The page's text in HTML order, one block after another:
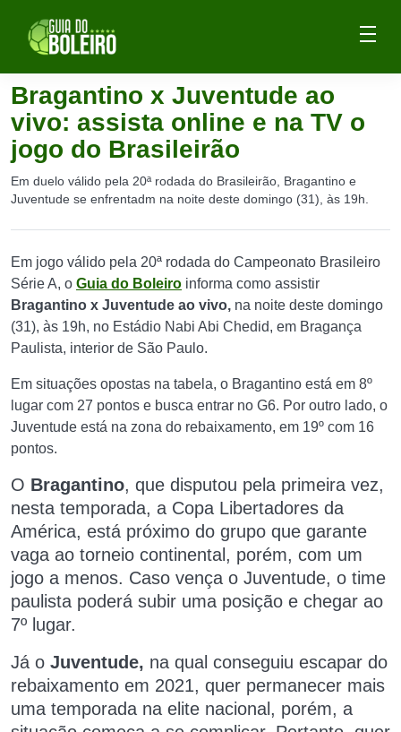
Bragantino x Juventude ao
vivo: assista online e na TV o
jogo do Brasileirão
Em duelo válido pela 20ª rodada do Brasileirão, Bragantino e
Juventude se enfrentadm na noite deste domingo (31), às 19h.
Em jogo válido pela 20ª rodada do Campeonato Brasileiro
Série A, o Guia do Boleiro informa como assistir
Bragantino x Juventude ao vivo, na noite deste domingo
(31), às 19h, no Estádio Nabi Abi Chedid, em Bragança
Paulista, interior de São Paulo.
Em situações opostas na tabela, o Bragantino está em 8º
lugar com 27 pontos e busca entrar no G6. Por outro lado, o
Juventude está na zona do rebaixamento, em 19º com 16
pontos.
O Bragantino, que disputou pela primeira vez,
nesta temporada, a Copa Libertadores da
América, está próximo do grupo que garante
vaga ao torneio continental, porém, com um
jogo a menos. Caso vença o Juventude, o time
paulista poderá subir uma posição e chegar ao
7º lugar.
Já o Juventude, na qual conseguiu escapar do
rebaixamento em 2021, quer permanecer mais
uma temporada na elite nacional, porém, a